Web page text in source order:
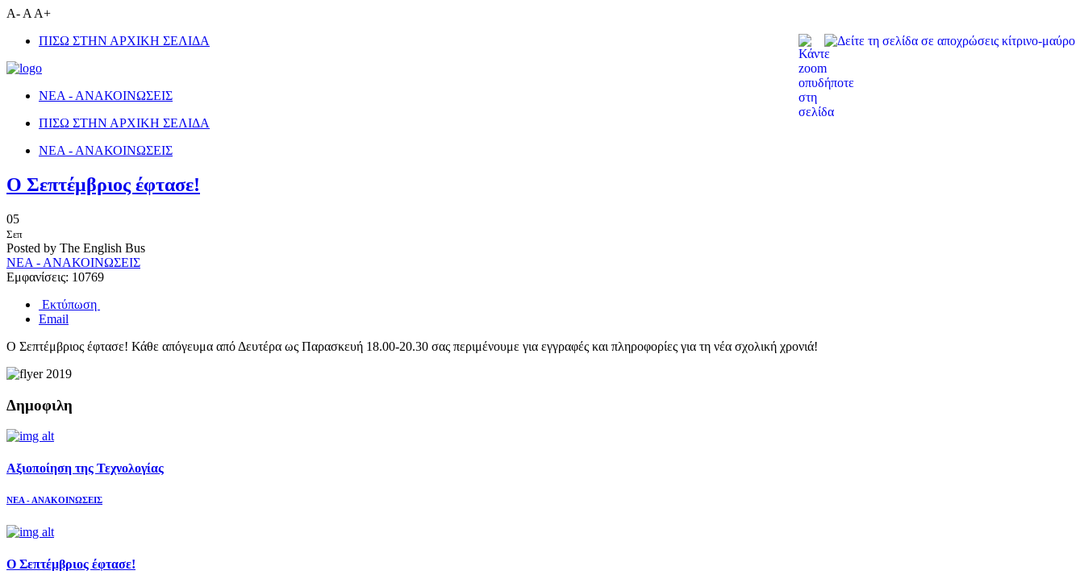
A- A A+
ΠΙΣΩ ΣΤΗΝ ΑΡΧΙΚΗ ΣΕΛΙΔΑ
ΝΕΑ - ΑΝΑΚΟΙΝΩΣΕΙΣ
ΠΙΣΩ ΣΤΗΝ ΑΡΧΙΚΗ ΣΕΛΙΔΑ
ΝΕΑ - ΑΝΑΚΟΙΝΩΣΕΙΣ
Ο Σεπτέμβριος έφτασε!
05
Σεπ
Posted by The English Bus
ΝΕΑ - ΑΝΑΚΟΙΝΩΣΕΙΣ
Εμφανίσεις: 10769
Εκτύπωση
Email
Ο Σεπτέμβριος έφτασε! Κάθε απόγευμα από Δευτέρα ως Παρασκευή 18.00-20.30 σας περιμένουμε για εγγραφές και πληροφορίες για τη νέα σχολική χρονιά!
Δημοφιλη
Aξιοποίηση της Τεχνολογίας
ΝΕΑ - ΑΝΑΚΟΙΝΩΣΕΙΣ
Ο Σεπτέμβριος έφτασε!